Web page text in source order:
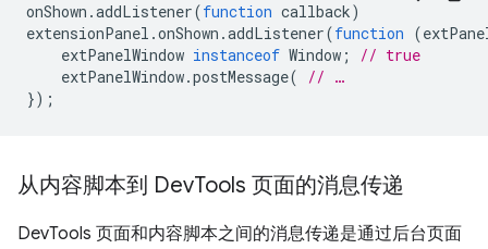
onShown .addListener(function callback)
extensionPanel .onShown .addListener(function (
extPanelWindow instanceof Window ;
// true
extPanelWindow.postMessage(
// …
});
从内容脚本到 DevTools 页面的消息传递
DevTools 页面和内容脚本之间的消息传递是通过后台页面